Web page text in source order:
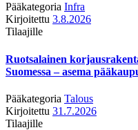
Pääkategoria Infra
Kirjoitettu 3.8.2026
Tilaajille
Ruotsalainen
Suomessa – asema
Pääkategoria Talous
Kirjoitettu 31.7.2026
Tilaajille